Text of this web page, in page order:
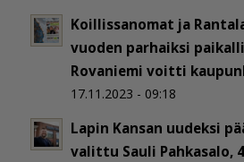
Koillissanomat ja
vuoden parhaiksi
Rovaniemi voitti
17.11.2023 - 09:18
Lapin Kansan uudeksi
valittu Sauli Pahkasalo,